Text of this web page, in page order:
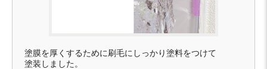
塗膜を厚くするために刷毛にしっかり塗料をつけて
塗装しました。